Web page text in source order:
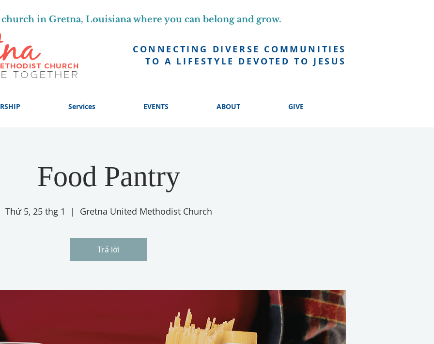
CONNECTING DIVERSE COMMUNITIES
TO A LIFESTYLE DEVOTED TO JESUS
in Gretna, Louisiana where you can belong and grow.
Services EVENTS ABOUT GIVE
Food Pantry
Thứ 5, 25 thg 1
  |
Gretna United Methodist Church
Trả lời